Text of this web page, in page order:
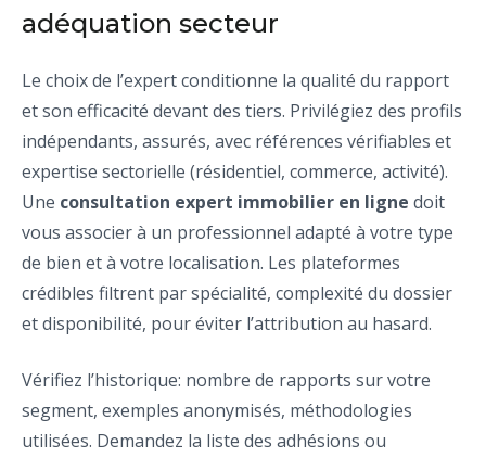
adéquation secteur
Le choix de l’expert conditionne la qualité du rapport
et son efficacité devant des tiers. Privilégiez des profils
indépendants, assurés, avec références vérifiables et
expertise sectorielle (résidentiel, commerce, activité).
Une consultation expert immobilier en ligne doit
vous associer à un professionnel adapté à votre type
de bien et à votre localisation. Les plateformes
crédibles filtrent par spécialité, complexité du dossier
et disponibilité, pour éviter l’attribution au hasard.
Vérifiez l’historique: nombre de rapports sur votre
segment, exemples anonymisés, méthodologies
utilisées. Demandez la liste des adhésions ou